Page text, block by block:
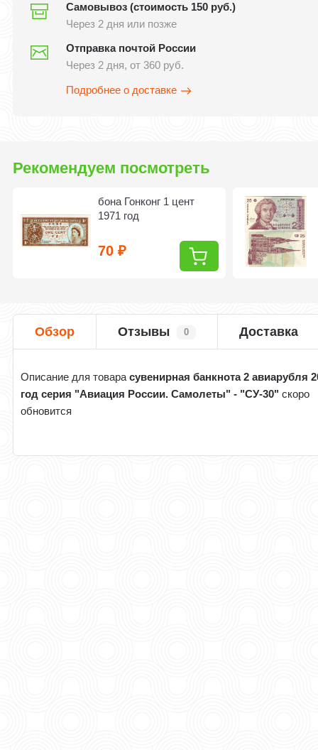
Самовывоз (стоимость 150 руб.)
Через 2 дня или позже
Отправка почтой России
Через 2 дня, от 360 руб.
Подробнее о доставке
Рекомендуем посмотреть
бона Гонконг 1 цент
1971 год
70₽
Обзор Отзывы 0 Доставка
Описание для товарасувенирная банкнота 2 авиарубля
год серия "Авиация России. Самолеты" - "СУ-30" скоро
обновится